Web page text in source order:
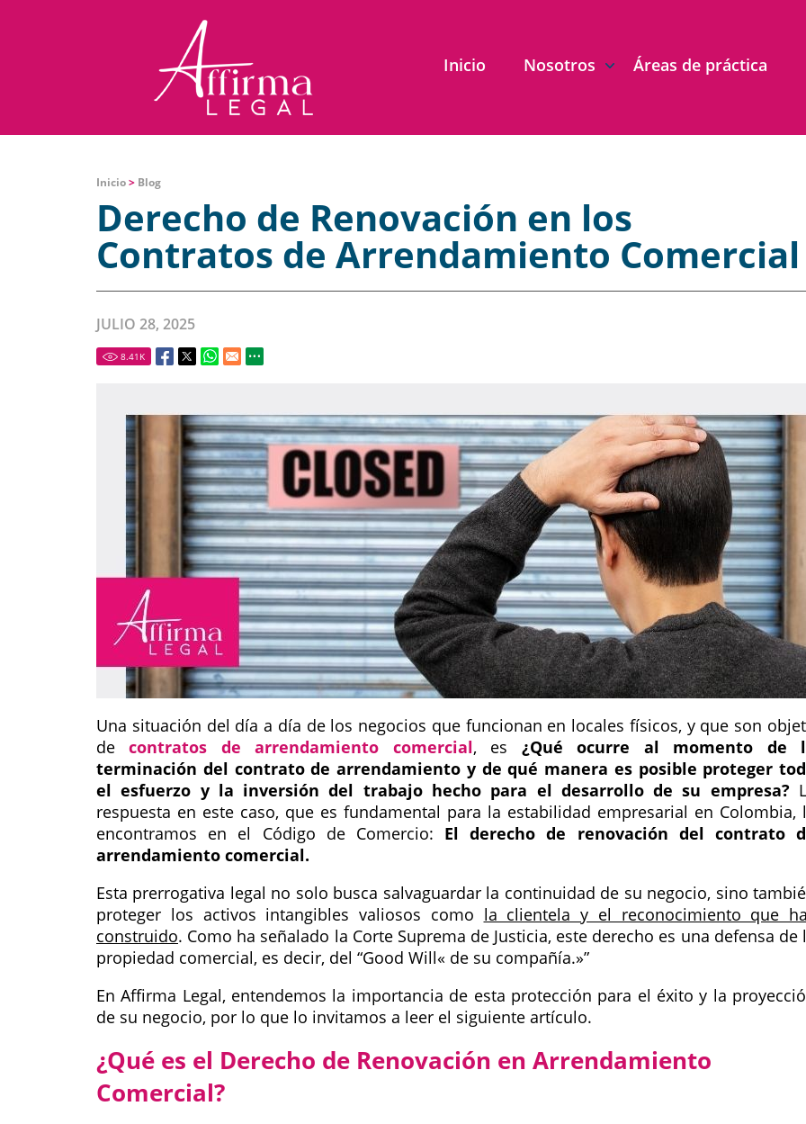
Inicio Nosotros Áreas de práctica
Inicio> Blog
Derecho de Renovación en los
Contratos de Arrendamiento Comercial
JULIO 28, 2025
8.41 K
Una situación del día a día de los negocios que funcionan en locales físicos, y que son
decontratos de arrendamiento comercial, es ¿Qué ocurre al momento de
terminación del contrato de arrendamiento y de qué manera es posible proteger
el esfuerzo y la inversión del trabajo hecho para el desarrollo de su empresa?
respuesta en este caso, que es fundamental para la estabilidad empresarial en Colombia,
encontramos en el Código de Comercio: El derecho de renovación del contrato
arrendamiento comercial.
Esta prerrogativa legal no solo busca salvaguardar la continuidad de su negocio, sino
proteger los activos intangibles valiosos como la clientela y el reconocimiento que
construido. Como ha señalado la Corte Suprema de Justicia, este derecho es una defensa de
propiedad comercial, es decir, del Good Will
de su compañía.
En Affirma Legal, entendemos la importancia de esta protección para el éxito y la
de su negocio, por lo que lo invitamos a leer el siguiente artículo.
¿Qué es el Derecho de Renovación en Arrendamiento
Comercial?